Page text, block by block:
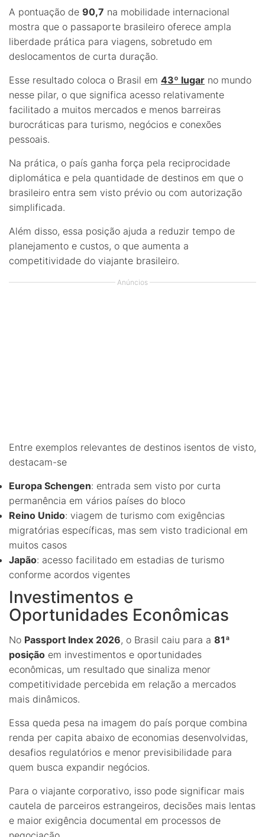
A pontuação de 90,7 na mobilidade internacional
mostra que o passaporte brasileiro oferece ampla
liberdade prática para viagens, sobretudo em
deslocamentos de curta duração.
Esse resultado coloca o Brasil em 43º lugar no mundo
nesse pilar, o que significa acesso relativamente
facilitado a muitos mercados e menos barreiras
burocráticas para turismo, negócios e conexões
pessoais.
Na prática, o país ganha força pela reciprocidade
diplomática e pela quantidade de destinos em que o
brasileiro entra sem visto prévio ou com autorização
simplificada.
Além disso, essa posição ajuda a reduzir tempo de
planejamento e custos, o que aumenta a
competitividade do viajante brasileiro.
Anúncios
Entre exemplos relevantes de destinos isentos de visto,
destacam-se
Europa Schengen: entrada sem visto por curta
permanência em vários países do bloco
Reino Unido: viagem de turismo com exigências
migratórias específicas, mas sem visto tradicional em
muitos casos
Japão: acesso facilitado em estadias de turismo
conforme acordos vigentes
Investimentos e
Oportunidades Econômicas
No Passport Index 2026, o Brasil caiu para a 81ª
posição em investimentos e oportunidades
econômicas, um resultado que sinaliza menor
competitividade percebida em relação a mercados
mais dinâmicos.
Essa queda pesa na imagem do país porque combina
renda per capita abaixo de economias desenvolvidas,
desafios regulatórios e menor previsibilidade para
quem busca expandir negócios.
Para o viajante corporativo, isso pode significar mais
cautela de parceiros estrangeiros, decisões mais lentas
e maior exigência documental em processos de